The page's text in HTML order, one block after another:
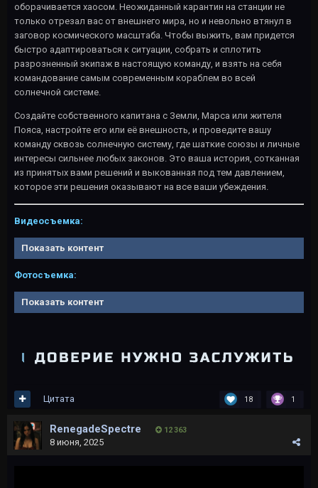
оборачивается хаосом. Неожиданный карантин на станции не
только отрезал вас от внешнего мира, но и невольно втянул в
заговор космического масштаба. Чтобы выжить, вам придется
быстро адаптироваться к ситуации, собрать и сплотить
разрозненный экипаж в настоящую команду, и взять на себя
командование самым современным кораблем во всей
солнечной системе.
Создайте собственного капитана с Земли, Марса или жителя
Пояса, настройте его или её внешность, и проведите вашу
команду сквозь солнечную систему, где шаткие союзы и личные
интересы сильнее любых законов. Это ваша история, сотканная
из принятых вами решений и выкованная под тем давлением,
которое эти решения оказывают на все ваши убеждения.
Видеосъемка:
Показать контент
Фотосъемка:
Показать контент
18 1
Цитата
RenegadeSpectre 12 363
8 июня, 2025